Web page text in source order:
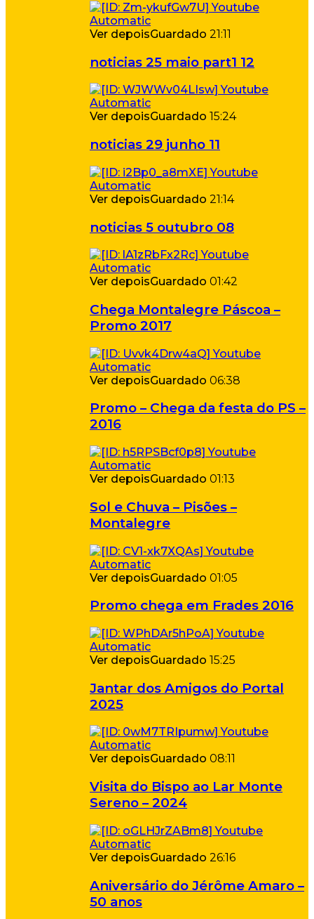
Ver depoisGuardado 21:11
noticias 25 maio part1 12
Ver depoisGuardado 15:24
noticias 29 junho 11
Ver depoisGuardado 21:14
noticias 5 outubro 08
Ver depoisGuardado 01:42
Chega Montalegre Páscoa –
Promo 2017
Ver depoisGuardado 06:38
Promo – Chega da festa do PS –
2016
Ver depoisGuardado 01:13
Sol e Chuva – Pisões –
Montalegre
Ver depoisGuardado 01:05
Promo chega em Frades 2016
Ver depoisGuardado 15:25
Jantar dos Amigos do Portal
2025
Ver depoisGuardado 08:11
Visita do Bispo ao Lar Monte
Sereno – 2024
Ver depoisGuardado 26:16
Aniversário do Jérôme Amaro –
50 anos